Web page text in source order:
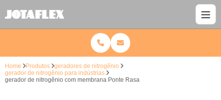
Home Produtos
geradores de nitrogênio
gerador de nitrogênio para indústrias
gerador de nitrogênio com membrana Ponte Rasa